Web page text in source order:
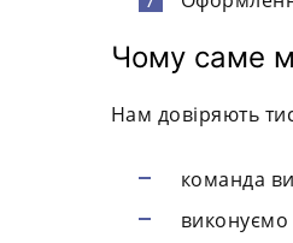
Чому саме
Нам довіряють
команда